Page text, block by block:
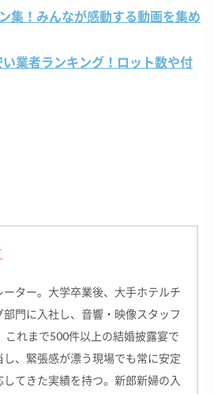
！みんなが感動する動画を集め
業者ランキング！ロット数や付
ター。大学卒業後、大手ホテルチ
門に入社し、音響・映像スタッフ
これまで500件以上の結婚披露宴で
、緊張感が漂う現場でも常に安定
てきた実績を持つ。新郎新婦の入